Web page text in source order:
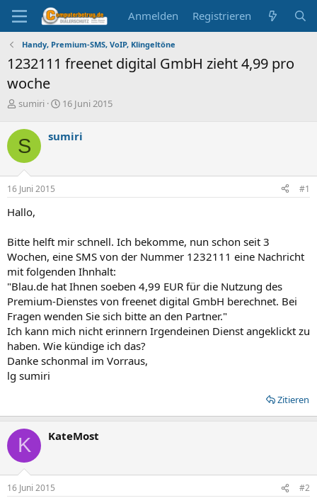
Anmelden Registrieren
Handy, Premium-SMS, VoIP, Klingeltöne
1232111 freenet digital GmbH zieht 4,99 pro
woche
E
s
t
e
l
l
e
sumiri
E
t
l
16 Juni 2015
S sumiri
16 Juni 2015 #1
Hallo,
Bitte helft mir schnell. Ich bekomme, nun schon seit 3
Wochen, eine SMS von der Nummer 1232111 eine Nachricht
mit folgenden Ihnhalt:
"Blau.de hat Ihnen soeben 4,99 EUR für die Nutzung des
Premium-Dienstes von freenet digital GmbH berechnet. Bei
Fragen wenden Sie sich bitte an den Partner."
Ich kann mich nicht erinnern Irgendeinen Dienst angeklickt zu
haben. Wie kündige ich das?
Danke schonmal im Vorraus,
lg sumiri
Zitieren
K KateMost
16 Juni 2015 #2